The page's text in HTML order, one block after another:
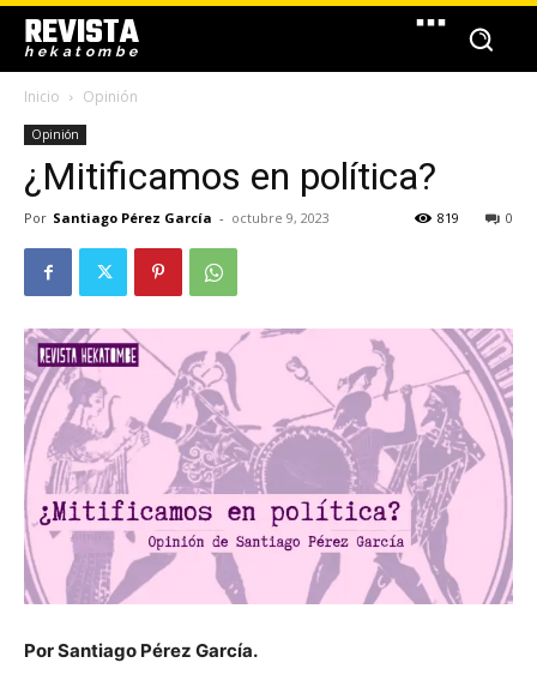
REVISTA
hekatombe
Inicio Opinión
Opinión
¿Mitificamos en política?
Por Santiago Pérez García - octubre 9, 2023 0
819
Por Santiago Pérez García.